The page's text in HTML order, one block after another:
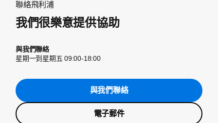
聯絡飛利浦
我們很樂意提供協助
與我們聯絡
星期一到星期五 09:00-18:00
與我們聯絡
電子郵件